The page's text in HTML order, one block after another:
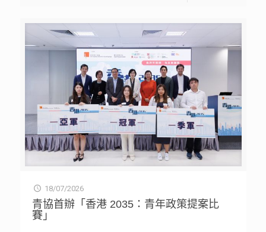
18/07/2026
青協首辦「香港 2035：青年政策提案比
賽」